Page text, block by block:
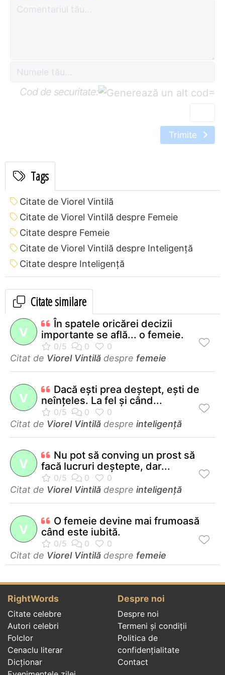
Cod de securitate: =
Trimite
Tags
Citate de Viorel Vintilă
Citate de Viorel Vintilă despre Femeie
Citate despre Femeie
Citate de Viorel Vintilă despre Inteligență
Citate despre Inteligență
Citate similare
V
În spatele oricărei decizii
importante se află... o femeie.
Citat de Viorel Vintilă despre femeie
V
Dacă eşti prea deştept, eşti de
neînţeles. La fel şi când...
Citat de Viorel Vintilă despre inteligență
V
Nu pot să conving un prost să
facă lucruri deştepte, dar...
Citat de Viorel Vintilă despre inteligență
V
O femeie devine mai frumoasă
când este iubită.
Citat de Viorel Vintilă despre femeie
RightWords
Citate celebre
Autori celebri
Folclor
Cenaclu literar
Dicționar
Despre noi
Despre noi
Termeni și condiții
Politica de
confidenţialitate
Contact